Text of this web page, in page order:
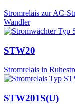
Stromrelais zur AC-
Wandler
STW20
Stromrelais in
STW201S(U)